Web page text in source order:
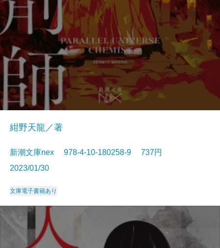
紺野天龍／著
新潮文庫nex 978-4-10-180258-9 737円
2023/01/30
文庫電子書籍あり